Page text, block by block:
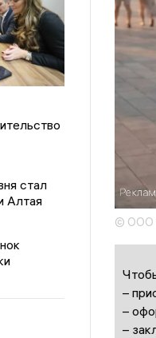
стал
Алтая
© ООО
–
–
–